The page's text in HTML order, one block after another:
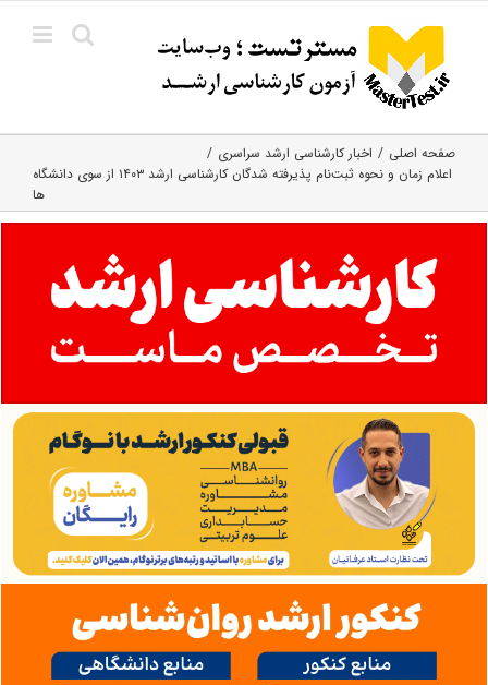
content
صفحه اصلی
اخبار کارشناسی ارشد سراسری
اعلام زمان و نحوه ثبت‌نام پذیرفته شدگان کارشناسی ارشد ۱۴۰۳ از سوی دانشگاه
ها